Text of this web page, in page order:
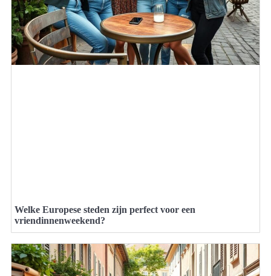
Welke Europese steden zijn perfect voor een
vriendinnenweekend?